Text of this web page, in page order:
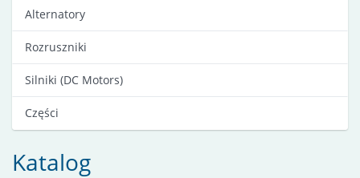
Alternatory
Rozruszniki
Silniki (DC Motors)
Części
Katalog